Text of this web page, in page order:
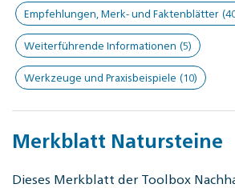
Empfehlungen, Merk- und Faktenblätter
Weiterführende Informationen (5)
Werkzeuge und Praxisbeispiele (10)
Merkblatt Natursteine
Dieses Merkblatt der Tool­box